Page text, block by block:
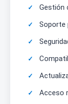
Gestión
Soporte
Acceso